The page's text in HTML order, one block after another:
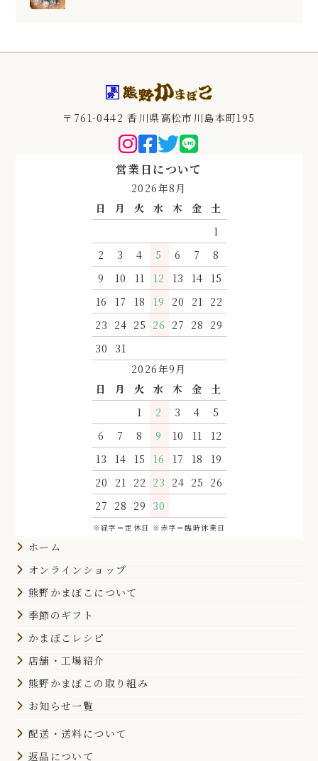
〒761-0442 香川県高松市川島本町195
営業日について
2026年8月
日
月 火 水 木 金
土
1
2
3 4 5 6 7
8
9
10 11 12 13 14
15
16
17 18 19 20 21 22
23 24 25 26 27 28 29
30
31
2026年9月
日
月 火 水 木 金
土
1
2 3 4
5
6
7 8 9 10 11
12
13
14 15 16 17 18
19
20
21 22 23 24 25 26
27 28 29 30
※緑字＝定休日 ※赤字＝臨時休業日
ホーム
オンラインショップ
熊野かまぼこについて
季節のギフト
かまぼこレシピ
店舗・工場紹介
熊野かまぼこの取り組み
お知らせ一覧
配送・送料について
返品について